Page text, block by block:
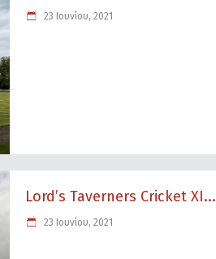
23 Ιουνίου, 2021
Lord’s Taverners Cricket XI...
23 Ιουνίου, 2021